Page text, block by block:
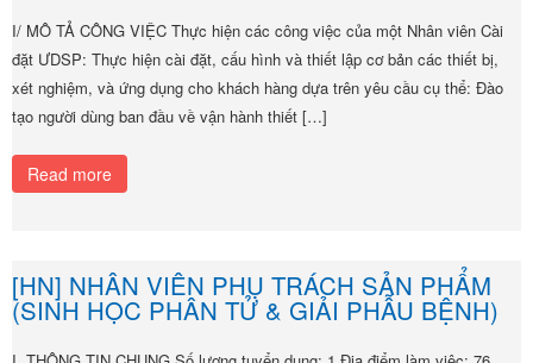
I/ MÔ TẢ CÔNG VIỆC Thực hiện các công việc của một Nhân viên Cài
đặt ƯDSP: Thực hiện cài đặt, cấu hình và thiết lập cơ bản các thiết bị,
xét nghiệm, và ứng dụng cho khách hàng dựa trên yêu cầu cụ thể: Đào
tạo người dùng ban đầu về vận hành thiết […]
Read more
[HN] NHÂN VIÊN PHỤ TRÁCH SẢN PHẨM
(SINH HỌC PHÂN TỬ & GIẢI PHẪU BỆNH)